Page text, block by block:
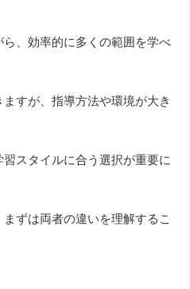
、効率的に多くの範囲を学べ
すが、指導方法や環境が大き
スタイルに合う選択が重要に
ずは両者の違いを理解するこ